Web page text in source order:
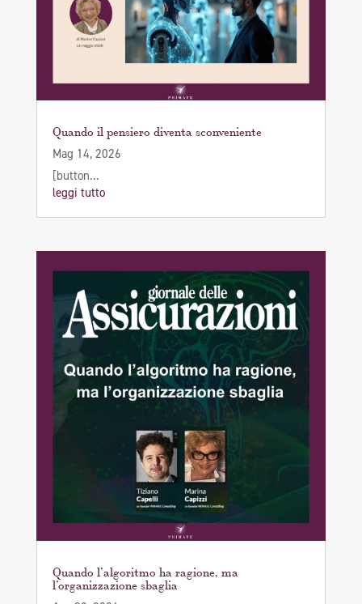
Quando il pensiero diventa sconveniente
Mag 14, 2026
[button...
leggi tutto
Quando l’algoritmo ha ragione, ma
l’organizzazione sbaglia